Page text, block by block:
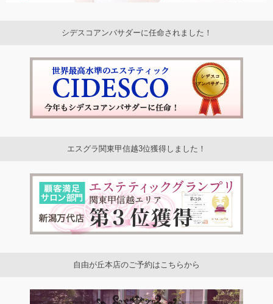
シデスコアンバサダーに任命されました！
エスグラ関東甲信越3位獲得しました！
自由が丘本店のご予約はこちらから